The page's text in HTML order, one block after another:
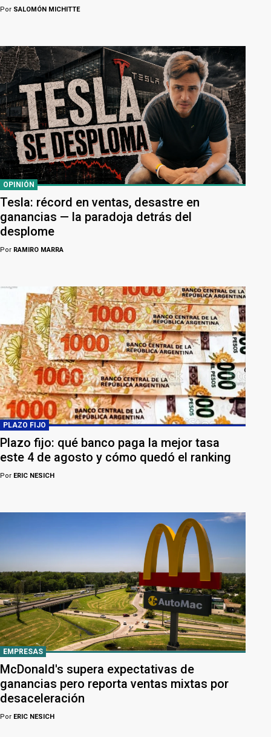
Por SALOMÓN MICHITTE
OPINIÓN
Tesla: récord en ventas, desastre en
ganancias — la paradoja detrás del
desplome
Por RAMIRO MARRA
PLAZO FIJO
Plazo fijo: qué banco paga la mejor tasa
este 4 de agosto y cómo quedó el ranking
Por ERIC NESICH
EMPRESAS
McDonald's supera expectativas de
ganancias pero reporta ventas mixtas por
desaceleración
Por ERIC NESICH